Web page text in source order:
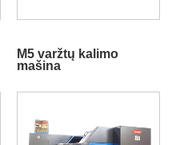
M5 varžtų kalimo
mašina